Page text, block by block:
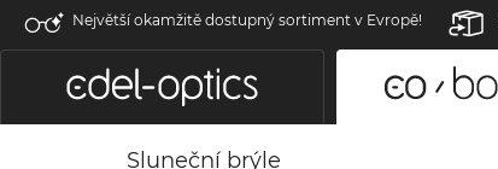
Největší okamžitě dostupný sortiment v Evropě!
Sluneční brýle